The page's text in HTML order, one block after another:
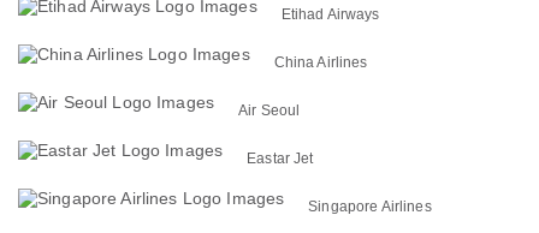
Etihad Airways
China Airlines
Air Seoul
Eastar Jet
Singapore Airlines